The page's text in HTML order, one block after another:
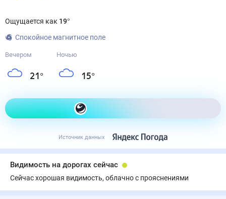
Ощущается как 19°
Спокойное магнитное поле
Вечером
21 °
Ночью
15°
Как одеться сегодня
Источник данных
Видимость на дорогах сейчас
Сейчас хорошая видимость, облачно с прояснениями